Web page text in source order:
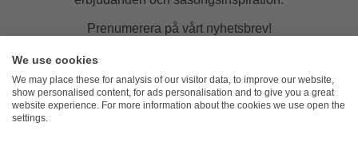
Prenumerera på vårt nyhetsbrev!
E-post:
We use cookies
We may place these for analysis of our visitor data, to improve our website,
show personalised content, for ads personalisation and to give you a great
website experience. For more information about the cookies we use open the
settings.